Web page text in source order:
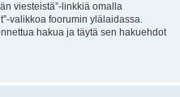
viesteistä”-linkkiä omalla
valikkoa foorumin ylälaidassa.
hakua ja täytä sen hakuehdot